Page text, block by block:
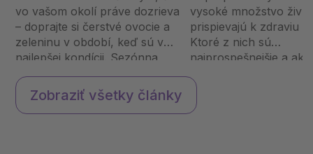
vo vašom okolí práve dozrieva
– doprajte si čerstvé ovocie a
zeleninu v období, keď sú v
najlepšej kondícii. Sezónna
strava nie je len krátkodobý
trend, ale prirodzený a
rozumný spôsob, ako
vysoké množstvo
prispievajú k zdraviu a
Ktoré z nich sú
najprospešnejšie a
superpotraviny?
Superpotraviny sú
Zobraziť všetky články